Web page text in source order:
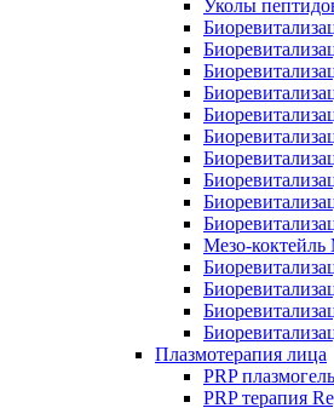
Уколы
Мезо-коктейль
Плазмотерапия лица
PRP плазмогель
PRP терапия